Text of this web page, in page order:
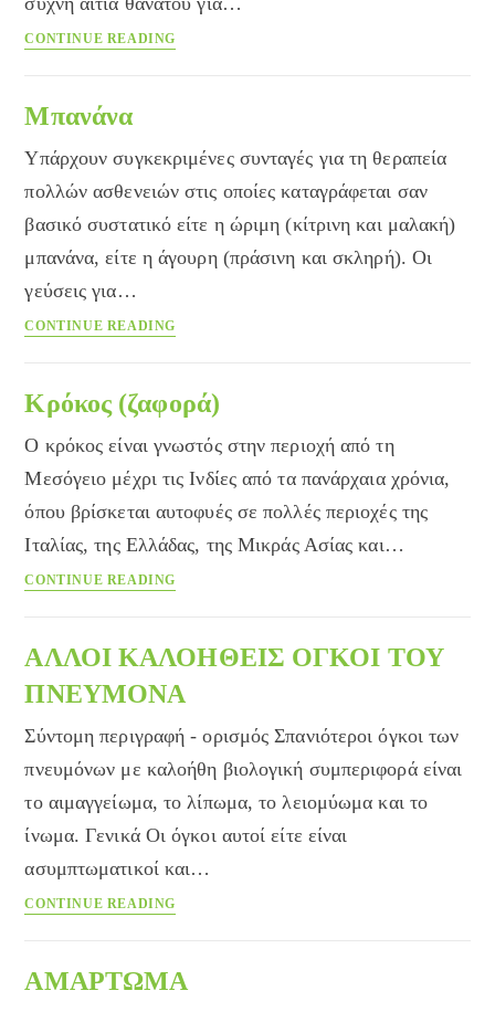
CONTINUE READING
τρίτης
ηλικίας
Μπανάνα
Υπάρχουν συγκεκριμένες συνταγές για τη θεραπεία
πολλών ασθενειών στις οποίες καταγράφεται σαν
βασικό συστατικό είτε η ώριμη (κίτρινη και μαλακή)
μπανάνα, είτε η άγουρη (πράσινη και σκληρή). Οι
γεύσεις για…
CONTINUE READING
Κρόκος (ζαφορά)
Ο κρόκος είναι γνωστός στην περιοχή από τη
Μεσόγειο μέχρι τις Ινδίες από τα πανάρχαια χρόνια,
όπου βρίσκεται αυτοφυές σε πολλές περιοχές της
Ιταλίας, της Ελλάδας, της Μικράς Ασίας και…
CONTINUE READING
ΑΛΛΟΙ ΚΑΛΟΗΘΕΙΣ ΟΓΚΟΙ ΤΟΥ
ΠΝΕΥΜΟΝΑ
Σύντομη περιγραφή - ορισμός Σπανιότεροι όγκοι των
πνευμόνων με καλοήθη βιολογική συμπεριφορά είναι
το αιμαγγείωμα, το λίπωμα, το λειομύωμα και το
ίνωμα. Γενικά Οι όγκοι αυτοί είτε είναι
ασυμπτωματικοί και…
CONTINUE READING
ΤΟΥ
ΑΜΑΡΤΩΜΑ